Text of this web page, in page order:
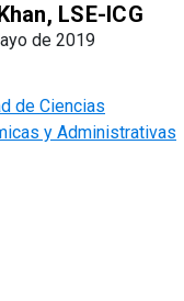
LSE-ICG
de 2019
de Ciencias
y Administrativas